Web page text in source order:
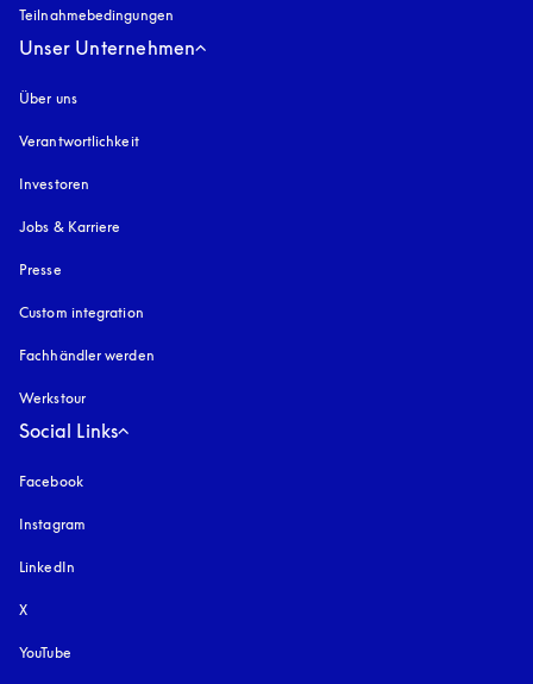
Teilnahmebedingungen
Unser Unternehmen
Über uns
Verantwortlichkeit
Investoren
Jobs & Karriere
Presse
Custom integration
Fachhändler werden
Werkstour
Social Links
Facebook
Instagram
LinkedIn
X
YouTube